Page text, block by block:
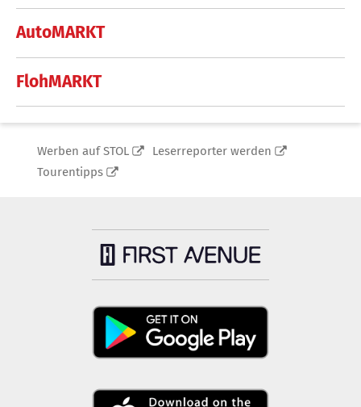
AutoMARKT
FlohMARKT
Werben auf STOL
Leserreporter werden
Tourentipps